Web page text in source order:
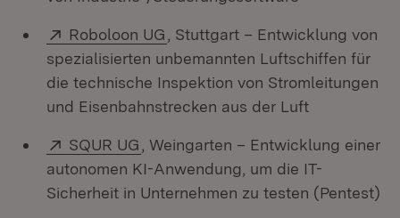
Extern:
Roboloon UG (Öffnet in neuem Fenster)
, Stuttgart – Entwicklung von
spezialisierten unbemannten Luftschiffen für
die technische Inspektion von Stromleitungen
und Eisenbahnstrecken aus der Luft
Extern:
SQUR UG (Öffnet in neuem Fenster)
, Weingarten – Entwicklung einer
autonomen KI-Anwendung, um die IT-
Sicherheit in Unternehmen zu testen (Pentest)